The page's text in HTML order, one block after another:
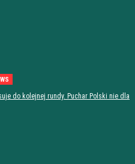
do kolejnej rundy. Puchar Polski nie dla